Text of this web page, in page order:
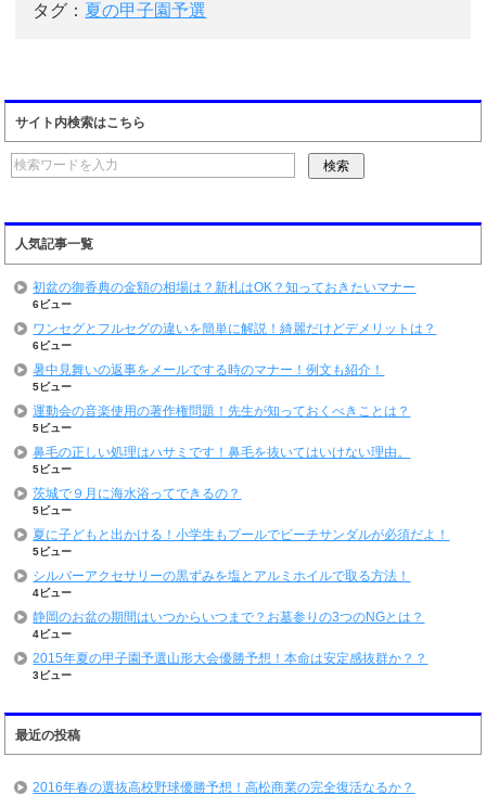
タグ： 夏の甲子園予選
サイト内検索はこちら
人気記事一覧
初盆の御香典の金額の相場は？新札はOK？知っておきたいマナー
6ビュー
ワンセグとフルセグの違いを簡単に解説！綺麗だけどデメリットは？
6ビュー
暑中見舞いの返事をメールでする時のマナー！例文も紹介！
5ビュー
運動会の音楽使用の著作権問題！先生が知っておくべきことは？
5ビュー
鼻毛の正しい処理はハサミです！鼻毛を抜いてはいけない理由。
5ビュー
茨城で９月に海水浴ってできるの？
5ビュー
夏に子どもと出かける！小学生もプールでビーチサンダルが必須だよ！
5ビュー
シルバーアクセサリーの黒ずみを塩とアルミホイルで取る方法！
4ビュー
静岡のお盆の期間はいつからいつまで？お墓参りの3つのNGとは？
4ビュー
2015年夏の甲子園予選山形大会優勝予想！本命は安定感抜群か？？
3ビュー
最近の投稿
2016年春の選抜高校野球優勝予想！高松商業の完全復活なるか？